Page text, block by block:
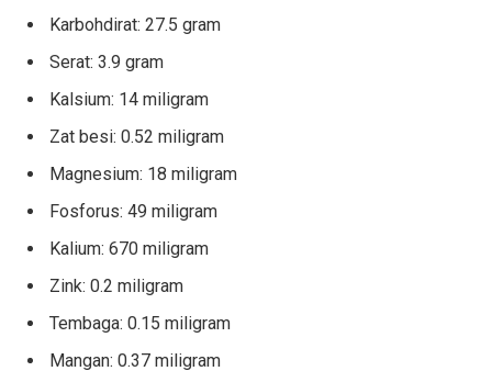
Karbohdirat: 27.5 gram
Serat: 3.9 gram
Kalsium: 14 miligram
Zat besi: 0.52 miligram
Magnesium: 18 miligram
Fosforus: 49 miligram
Kalium: 670 miligram
Zink: 0.2 miligram
Tembaga: 0.15 miligram
Mangan: 0.37 miligram